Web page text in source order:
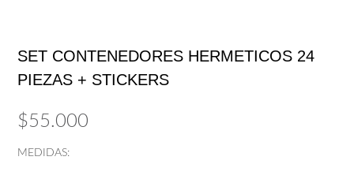
SET CONTENEDORES HERMETICOS 24
PIEZAS + STICKERS
$55.000
MEDIDAS: